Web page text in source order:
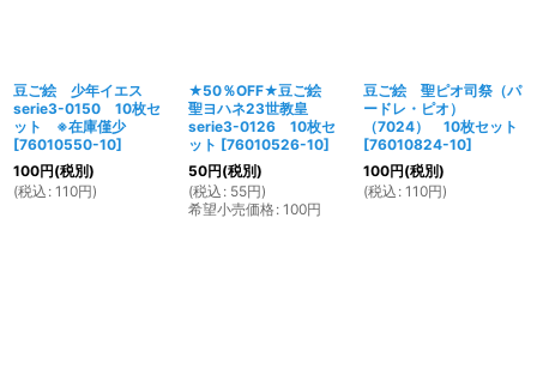
豆ご絵 少年イエス
serie3-0150 10枚セ
ット ※在庫僅少
[76010550-10]
100円(税別)
(税込 : 110円)
★50％OFF★豆ご絵
聖ヨハネ23世教皇
serie3-0126 10枚セ
ット [76010526-10]
50円(税別)
(税込 : 55円)
希望小売価格: 100円
豆ご絵 聖ピオ司祭（パ
ードレ・ピオ）
（7024） 10枚セット
[76010824-10]
100円(税別)
(税込 : 110円)